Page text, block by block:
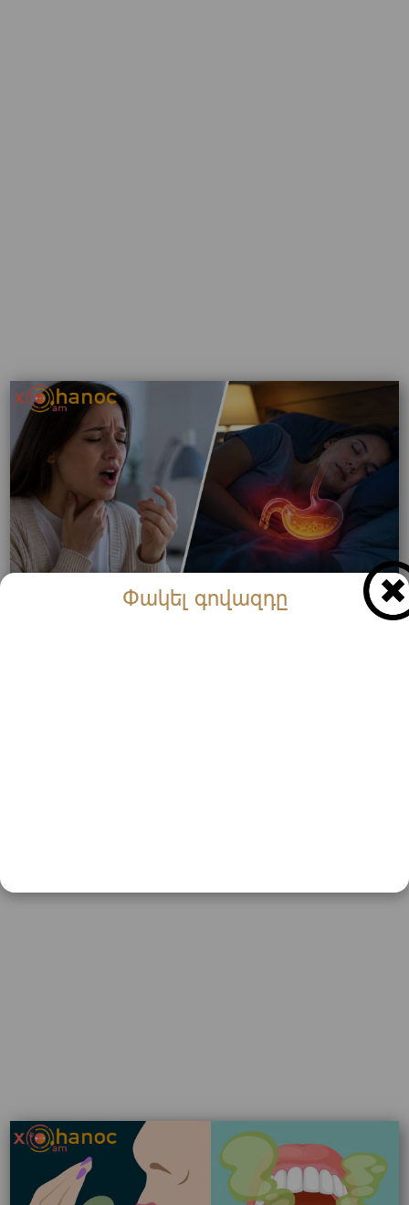
Ինչու՞ է ձայնը առավոտյան խռպոտում․ Ահա
Փակել գովազդը